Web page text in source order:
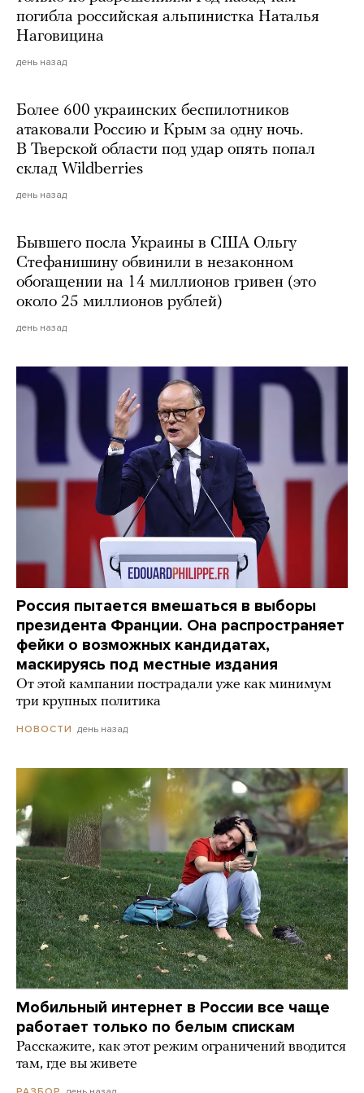
погибла российская альпинистка Наталья
Наговицина
день назад
Более 600 украинских беспилотников
атаковали Россию и Крым за одну ночь.
В Тверской области под удар опять попал
склад Wildberries
день назад
Бывшего посла Украины в США Ольгу
Стефанишину обвинили в незаконном
обогащении на 14 миллионов гривен (это
около 25 миллионов рублей)
день назад
Россия пытается вмешаться в выборы
президента Франции. Она распространяет
фейки о возможных кандидатах,
маскируясь под местные издания
От этой кампании пострадали уже как минимум
три крупных политика
НОВОСТИ день назад
Мобильный интернет в России все чаще
работает только по белым спискам
Расскажите, как этот режим ограничений вводится
там, где вы живете